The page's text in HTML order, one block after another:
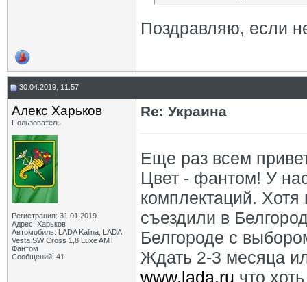
Поздравляю, если
30.04.2019, 11:57
Алекс Харьков
Пользователь
Регистрация: 31.01.2019
Адрес: Харьков
Автомобиль: LADA Kalina, LADA
Vesta SW Cross 1,8 Luxe AMT
Фантом
Сообщений: 41
Re: Украина
Еще раз всем
Цвет - фантом! У
комплектаций. Хотя
съездили в
Белгороде с
Ждать 2-3 месяца
www.lada.ru что